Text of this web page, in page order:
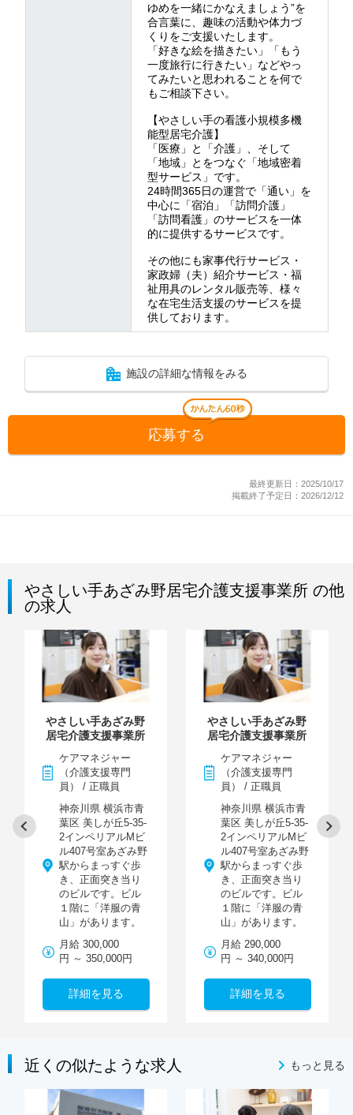
ゆめを一緒にかなえましょう”を
合言葉に、趣味の活動や体力づ
くりをご支援いたします。
「好きな絵を描きたい」「もう
一度旅行に行きたい」などやっ
てみたいと思われることを何で
もご相談下さい。
【やさしい手の看護小規模多機
能型居宅介護】
「医療」と「介護」、そして
「地域」とをつなぐ「地域密着
型サービス」です。
24時間365日の運営で「通い」を
中心に「宿泊」「訪問介護」
「訪問看護」のサービスを一体
的に提供するサービスです。
その他にも家事代行サービス・
家政婦（夫）紹介サービス・福
祉用具のレンタル販売等、様々
な在宅生活支援のサービスを提
供しております。
施設の詳細な情報をみる
応募する
最終更新日：2025/10/17
掲載終了予定日：2026/12/12
やさしい手あざみ野居宅介護支援事業所 の他
の求人
やさしい手あざみ野
居宅介護支援事業所
ケアマネジャー
（介護支援専門
員） / 正職員
神奈川県 横浜市青
葉区 美しが丘5-35-
2インペリアルMビ
ル407号室あざみ野
駅からまっすぐ歩
き、正面突き当り
のビルです。ビル
１階に「洋服の青
山」があります。
月給 300,000
円 ～ 350,000円
詳細を見る
やさしい手あざみ野
居宅介護支援事業所
ケアマネジャー
（介護支援専門
員） / 正職員
神奈川県 横浜市青
葉区 美しが丘5-35-
2インペリアルMビ
ル407号室あざみ野
駅からまっすぐ歩
き、正面突き当り
のビルです。ビル
１階に「洋服の青
山」があります。
月給 290,000
円 ～ 340,000円
詳細を見る
近くの似たような求人 もっと見る